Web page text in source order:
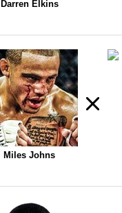
Darren Elkins
Miles Johns